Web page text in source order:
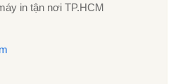
in tận nơi TP.HCM